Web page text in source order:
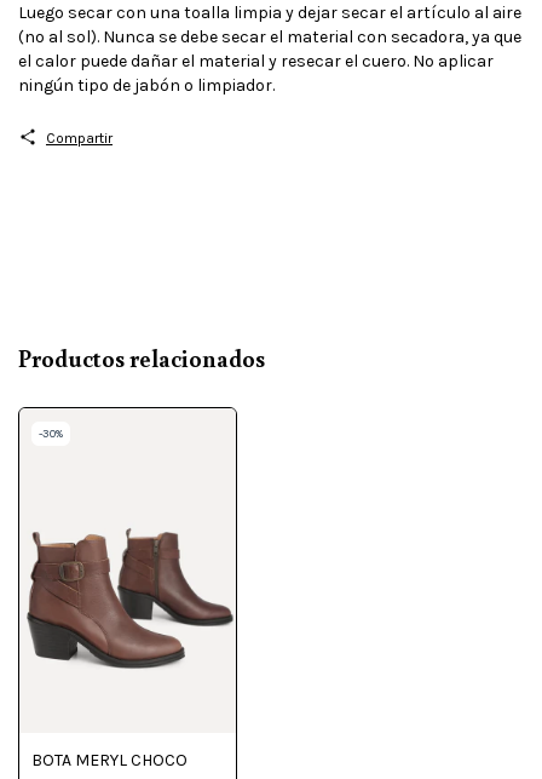
Luego secar con una toalla limpia y dejar secar el artículo al aire
(no al sol). Nunca se debe secar el material con secadora, ya que
el calor puede dañar el material y resecar el cuero. No aplicar
ningún tipo de jabón o limpiador.
Compartir
Productos relacionados
-30%
BOTA MERYL CHOCO